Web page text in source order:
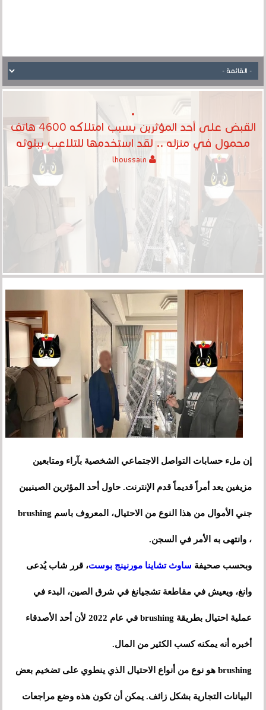
القبض على أحد المؤثرين بسبب امتلاكه 4600 هاتف
محمول في منزله .. لقد استخدمها للتلاعب ببثوثه
إن ملء حسابات التواصل الاجتماعي الشخصية بآراء ومتابعين
مزيفين يعد أمراً قديماً قدم الإنترنت. حاول أحد المؤثرين الصينيين
جني الأموال من هذا النوع من الاحتيال، المعروف باسم brushing
، وانتهى به الأمر في السجن.
وبحسب صحيفة ساوث تشاينا مورنينج بوست، قرر شاب يُدعى
وانغ، ويعيش في مقاطعة تشجيانغ في شرق الصين، البدء في
عملية احتيال بطريقة brushing في عام 2022 لأن أحد الأصدقاء
أخبره أنه يمكنه كسب الكثير من المال.
brushing هو نوع من أنواع الاحتيال الذي ينطوي على تضخيم بعض
البيانات التجارية بشكل زائف. يمكن أن تكون هذه وضع مراجعات